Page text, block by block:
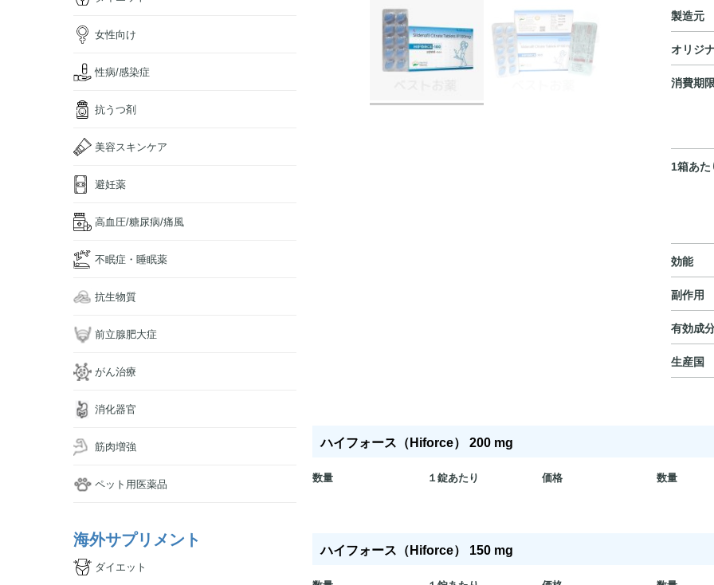
製造元
オリジ
消費期
1箱あ
効能
副作用
有効成
生産国
ハイフォース（Hiforce） 200 mg
数量 １錠あたり 価格 数量
ハイフォース（Hiforce） 150 mg
女性向け
性病/感染症
抗うつ剤
美容スキンケア
避妊薬
高血圧/糖尿病/痛風
不眠症・睡眠薬
抗生物質
前立腺肥大症
がん治療
消化器官
筋肉増強
ペット用医薬品
海外サプリメント
ダイエット